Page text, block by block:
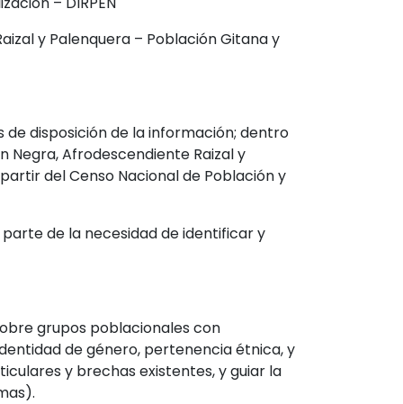
y Palenquera – Población Gitana y
disposición de la información; dentro
Afrodescendiente Raizal y
del Censo Nacional de Población y
parte de la necesidad de identificar y
grupos poblacionales con
de género, pertenencia étnica, y
y brechas existentes, y guiar la